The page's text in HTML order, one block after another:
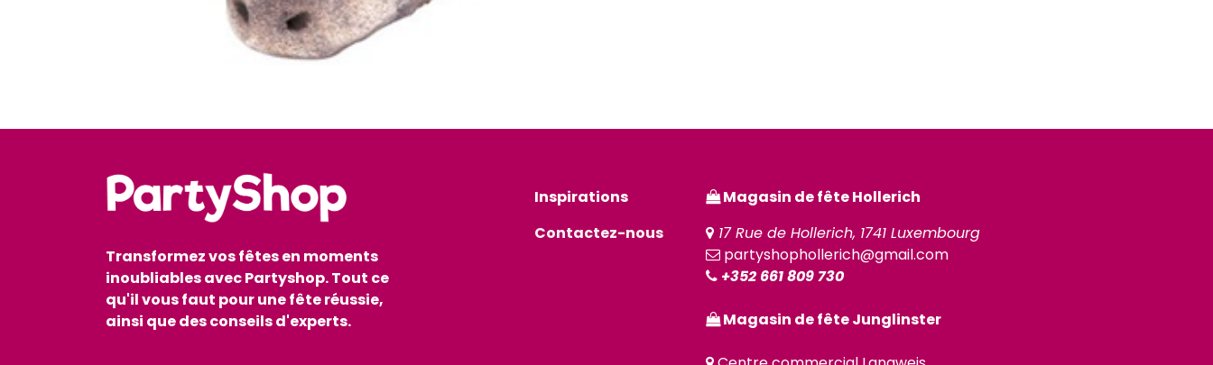
Transformez vos fêtes en moments
inoubliables avec Partyshop. Tout ce
qu'il vous faut pour une fête réussie,
ainsi que des conseils d'experts.
Inspirations
Contactez-nous
Magasin de fête Hollerich
17 Rue de Hollerich, 1741 Luxembourg
partyshophollerich@gmail.com
+352 661 809 730
Magasin de fête Junglinster